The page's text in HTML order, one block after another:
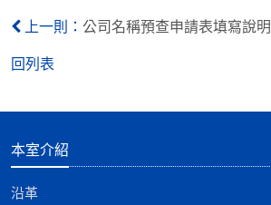
上一則： 公司名稱預查申請表填寫說明
回列表
本室介紹
沿革